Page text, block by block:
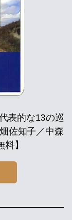
表的な13の巡
佐知子／中森
】